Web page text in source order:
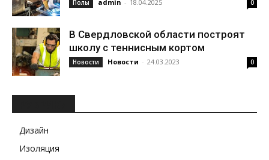
Полы admin - 18.04.2025 0
В Свердловской области построят
школу с теннисным кортом
Новости Новости - 24.03.2023 0
Дизайн
Изоляция